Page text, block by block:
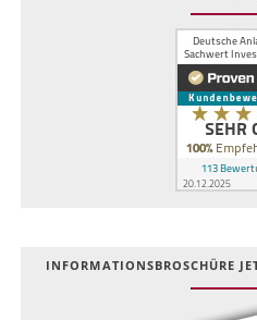
INFOR­MATIONS­BROSCHÜRE